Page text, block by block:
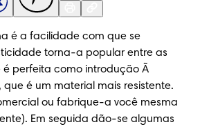
é a facilidade com que se
torna-a popular entre as
perfeita como introdução Ã
é um material mais resistente.
ou fabrique-a você mesma
Em seguida dão-se algumas